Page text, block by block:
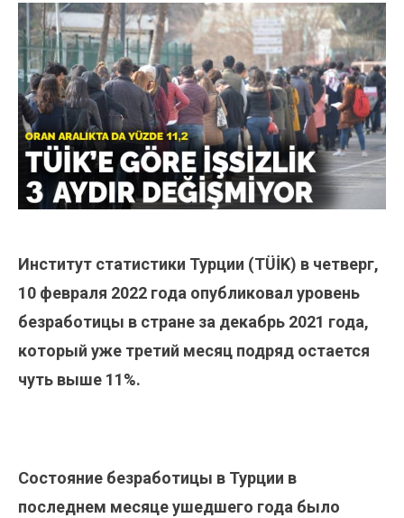
Институт статистики Турции (TÜİK) в четверг,
10 февраля 2022 года опубликовал уровень
безработицы в стране за декабрь 2021 года,
который уже третий месяц подряд остается
чуть выше 11%.
Состояние безработицы в Турции в
последнем месяце ушедшего года было